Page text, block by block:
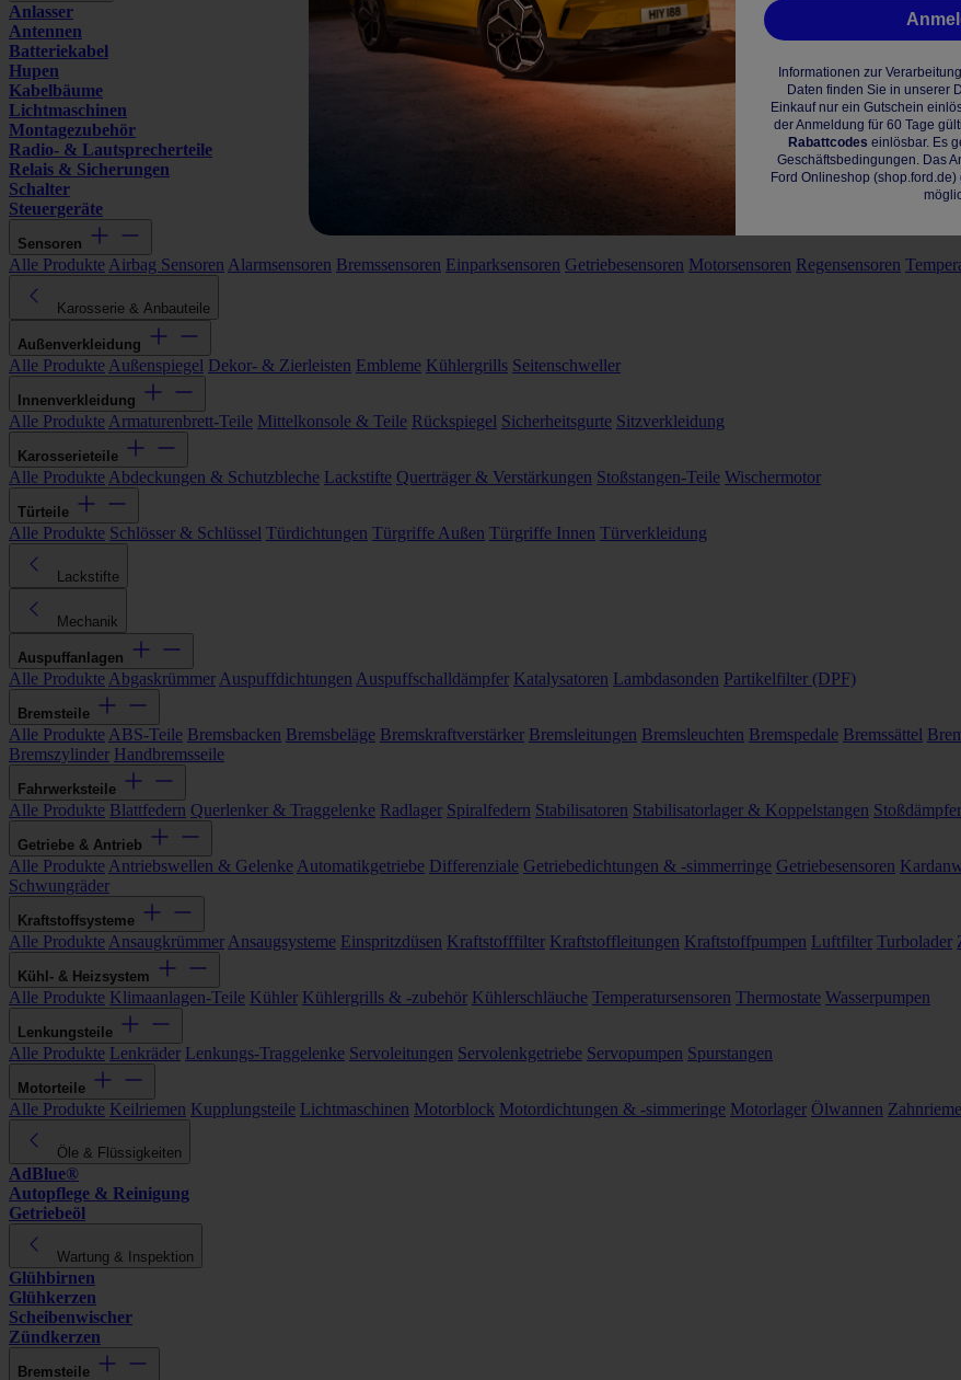
Anlasser
Antennen
Batteriekabel
Hupen
Kabelbäume
Lichtmaschinen
Montagezubehör
Radio- & Lautsprecherteile
Relais & Sicherungen
Schalter
Steuergeräte
Sensoren
Alle Produkte Airbag Sensoren Alarmsensoren Bremssensoren Einparksensoren Getriebesensoren Motorsensoren Regensensoren
Karosserie & Anbauteile
Außenverkleidung
Alle Produkte Außenspiegel Dekor- & Zierleisten Embleme Kühlergrills Seitenschweller
Innenverkleidung
Alle Produkte Armaturenbrett-Teile Mittelkonsole & Teile Rückspiegel Sicherheitsgurte Sitzverkleidung
Karosserieteile
Alle Produkte Abdeckungen & Schutzbleche Lackstifte Querträger & Verstärkungen Stoßstangen-Teile Wischermotor
Türteile
Alle Produkte Schlösser & Schlüssel Türdichtungen Türgriffe Außen Türgriffe Innen Türverkleidung
Lackstifte
Mechanik
Auspuffanlagen
Alle Produkte Abgaskrümmer Auspuffdichtungen Auspuffschalldämpfer Katalysatoren Lambdasonden Partikelfilter (DPF)
Bremsteile
Alle Produkte ABS-Teile Bremsbacken Bremsbeläge Bremskraftverstärker Bremsleitungen Bremsleuchten Bremspedale Bremssättel
Bremszylinder Handbremsseile
Fahrwerksteile
Alle Produkte Blattfedern Querlenker & Traggelenke Radlager Spiralfedern Stabilisatoren Stabilisatorlager & Koppelstangen Stoßdämpfer
Getriebe & Antrieb
Alle Produkte Antriebswellen & Gelenke Automatikgetriebe Differenziale Getriebedichtungen & -simmerringe Getriebesensoren
Schwungräder
Kraftstoffsysteme
Alle Produkte Ansaugkrümmer Ansaugsysteme Einspritzdüsen Kraftstofffilter Kraftstoffleitungen Kraftstoffpumpen Luftfilter Turbolader
Kühl- & Heizsystem
Alle Produkte Klimaanlagen-Teile Kühler Kühlergrills & -zubehör Kühlerschläuche Temperatursensoren Thermostate Wasserpumpen
Lenkungsteile
Alle Produkte Lenkräder Lenkungs-Traggelenke Servoleitungen Servolenkgetriebe Servopumpen Spurstangen
Motorteile
Alle Produkte Keilriemen Kupplungsteile Lichtmaschinen Motorblock Motordichtungen & -simmeringe Motorlager Ölwannen
Öle & Flüssigkeiten
AdBlue®
Autopflege & Reinigung
Getriebeöl
Wartung & Inspektion
Glühbirnen
Glühkerzen
Scheibenwischer
Zündkerzen
Bremsteile
Informationen zur
Daten finden Sie in unserer
Einkauf nur ein Gutschein
der Anmeldung für 60 Tage
Rabattcodes einlösbar. Es
Geschäftsbedingungen. Das
Ford Onlineshop